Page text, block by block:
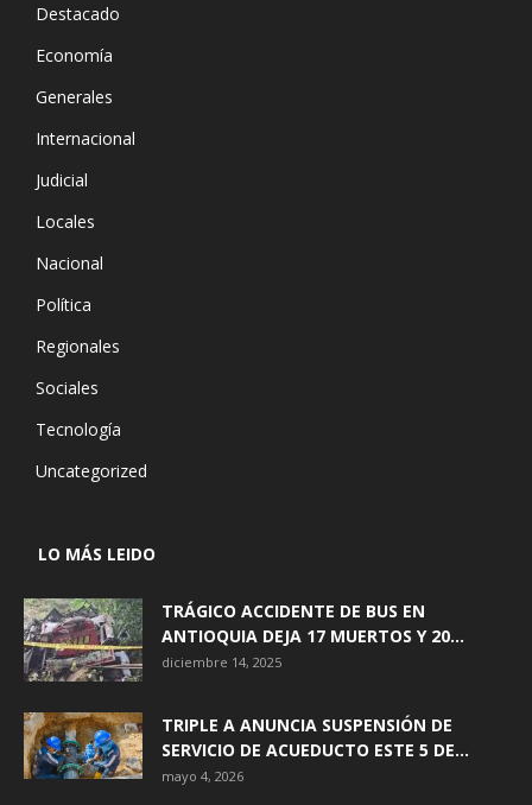
Destacado
Economía
Generales
Internacional
Judicial
Locales
Nacional
Política
Regionales
Sociales
Tecnología
Uncategorized
LO MÁS LEIDO
TRÁGICO ACCIDENTE DE BUS EN
ANTIOQUIA DEJA 17 MUERTOS Y 20...
diciembre 14, 2025
TRIPLE A ANUNCIA SUSPENSIÓN DE
SERVICIO DE ACUEDUCTO ESTE 5 DE...
mayo 4, 2026